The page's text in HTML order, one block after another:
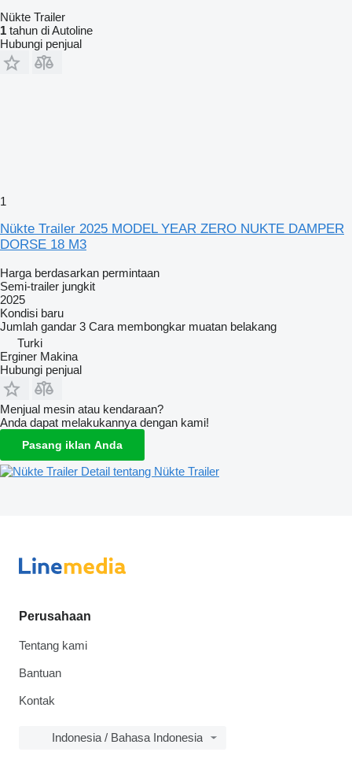
Nükte Trailer
1 tahun di Autoline
Hubungi penjual
1
Nükte Trailer 2025 MODEL YEAR ZERO NUKTE DAMPER
DORSE 18 M3
Harga berdasarkan permintaan
Semi-trailer jungkit
2025
Kondisi baru
Jumlah gandar 3 Cara membongkar muatan belakang
Turki
Erginer Makina
Hubungi penjual
Menjual mesin atau kendaraan?
Anda dapat melakukannya dengan kami!
Pasang iklan Anda
Detail tentang Nükte Trailer
Perusahaan
Tentang kami
Bantuan
Kontak
Indonesia / Bahasa Indonesia